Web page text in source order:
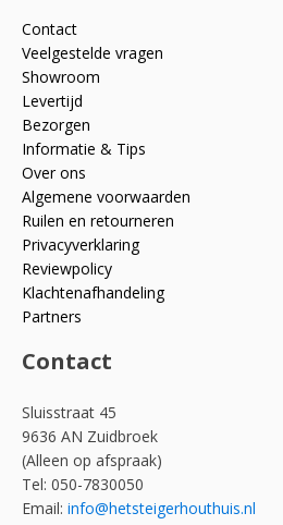
Contact
Veelgestelde vragen
Showroom
Levertijd
Bezorgen
Informatie & Tips
Over ons
Algemene voorwaarden
Ruilen en retourneren
Privacyverklaring
Reviewpolicy
Klachtenafhandeling
Partners
Contact
Sluisstraat 45
9636 AN Zuidbroek
(Alleen op afspraak)
Tel: 050-7830050
Email: info@hetsteigerhouthuis.nl